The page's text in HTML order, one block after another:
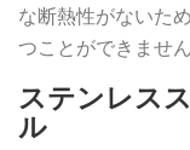
な断熱性がないた
つことができません
ステンレス
ル